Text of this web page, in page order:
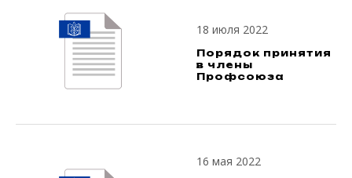
18 июля 2022
Порядок принятия
в члены
Профсоюза
16 мая 2022